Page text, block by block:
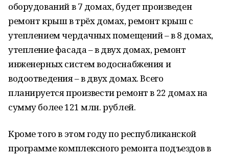
оборудований в 7 домах, будет произведен
ремонт крыш в трёх домах, ремонт крыш с
утеплением чердачных помещений – в 8 домах,
утепление фасада – в двух домах, ремонт
инженерных систем водоснабжения и
водоотведения – в двух домах. Всего
планируется произвести ремонт в 22 домах на
сумму более 121 млн. рублей.
Кроме того в этом году по республиканской
программе комплексного ремонта подъездов в